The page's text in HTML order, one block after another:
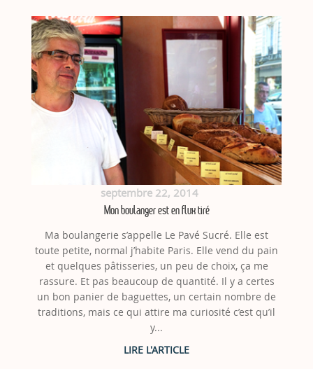
septembre 22, 2014
Mon boulanger est en flux tiré
Ma boulangerie s’appelle Le Pavé Sucré. Elle est
toute petite, normal j’habite Paris. Elle vend du pain
et quelques pâtisseries, un peu de choix, ça me
rassure. Et pas beaucoup de quantité. Il y a certes
un bon panier de baguettes, un certain nombre de
traditions, mais ce qui attire ma curiosité c’est qu’il
y...